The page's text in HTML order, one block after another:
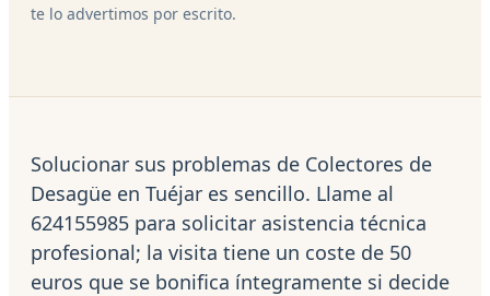
te lo advertimos por escrito.
Solucionar sus problemas de Colectores de
Desagüe en Tuéjar es sencillo. Llame al
624155985 para solicitar asistencia técnica
profesional; la visita tiene un coste de 50
euros que se bonifica íntegramente si decide